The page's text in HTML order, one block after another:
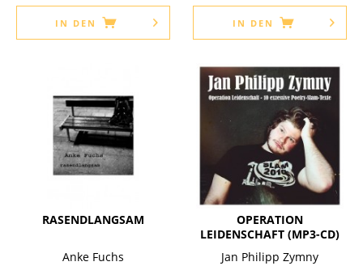
IN DEN IN DEN
RASENDLANGSAM
Anke Fuchs
OPERATION
LEIDENSCHAFT (MP3-CD)
Jan Philipp Zymny